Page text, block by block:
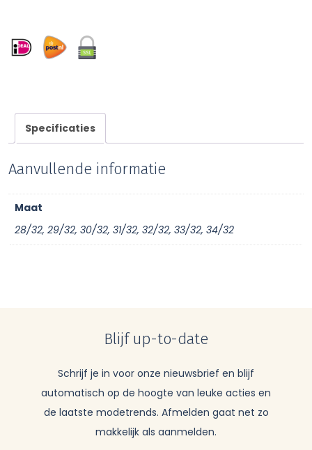
Specificaties
Aanvullende informatie
Maat
28/32, 29/32, 30/32, 31/32, 32/32, 33/32, 34/32
Blijf up-to-date
Schrijf je in voor onze nieuwsbrief en blijf
automatisch op de hoogte van leuke acties en
de laatste modetrends. Afmelden gaat net zo
makkelijk als aanmelden.